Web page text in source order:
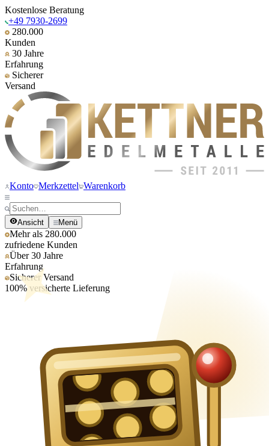
Kostenlose Beratung
+49 7930-2699
280.000
Kunden
30 Jahre
Erfahrung
Sicherer
Versand
Konto Merkzettel Warenkorb
Ansicht Menü
Mehr als 280.000
zufriedene Kunden
Über 30 Jahre
Erfahrung
Sicherer Versand
100% versicherte Lieferung